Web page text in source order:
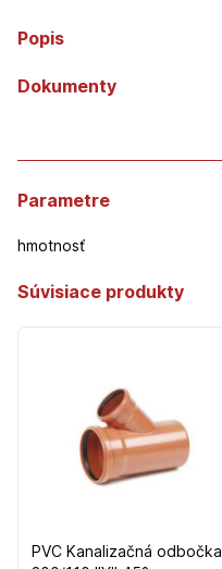
Popis
Dokumenty
Parametre
hmotnosť
Súvisiace produkty
PVC Kanalizačná odbočka